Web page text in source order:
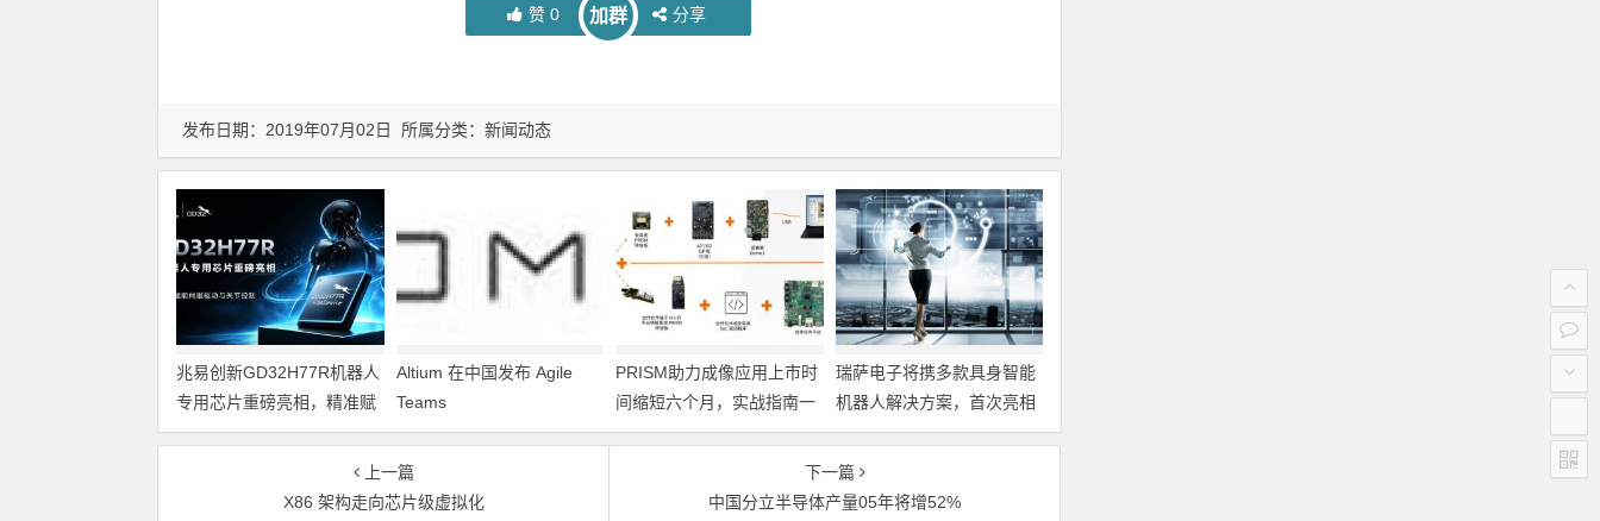
赞0 加群 分享
发布日期：2019年07月02日 所属分类： 新闻动态
兆易创新GD32H77R机器人
专用芯片重磅亮相，精准赋
能伺服驱动与关节控制
Altium 在中国发布 Agile
Teams
PRISM助力成像应用上市时
间缩短六个月，实战指南一
文解读
瑞萨电子将携多款具身智能
机器人解决方案，首次亮相
2026中国具身智能机器人产
业大会
上一篇
X86 架构走向芯片级虚拟化
下一篇
中国分立半导体产量05年将增52%